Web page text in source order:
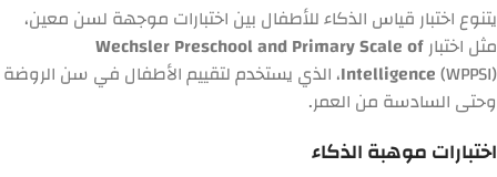
يتنوع اختبار قياس الذكاء للأطفال بين اختبارات موجهة لسن معين،
مثل اختبارWechsler Preschool and Primary Scale of
Intelligence(WPPSI)، الذي يستخدم لتقييم الأطفال في سن الروضة
وحتى السادسة من العمر.
اختبارات موهبة الذكاء